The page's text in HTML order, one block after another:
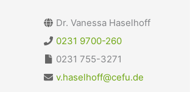
Dr. Vanessa Haselhoff
0231 9700-260
0231 755-3271
v.haselhoff@cefu.de